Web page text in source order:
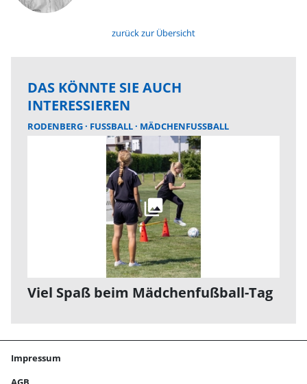
zurück zur Übersicht
DAS KÖNNTE SIE AUCH
INTERESSIEREN
RODENBERG FUSSBALL MÄDCHENFUSSBALL
Viel Spaß beim Mädchenfußball-Tag
Impressum